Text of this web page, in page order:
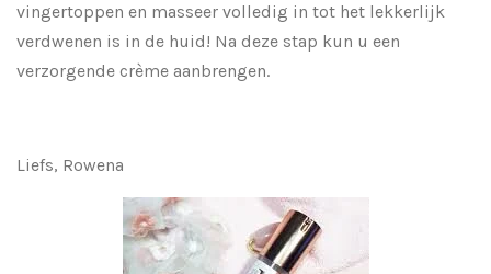
vingertoppen en masseer volledig in tot het lekkerlijk
verdwenen is in de huid! Na deze stap kun u een
verzorgende crème aanbrengen.
Liefs, Rowena